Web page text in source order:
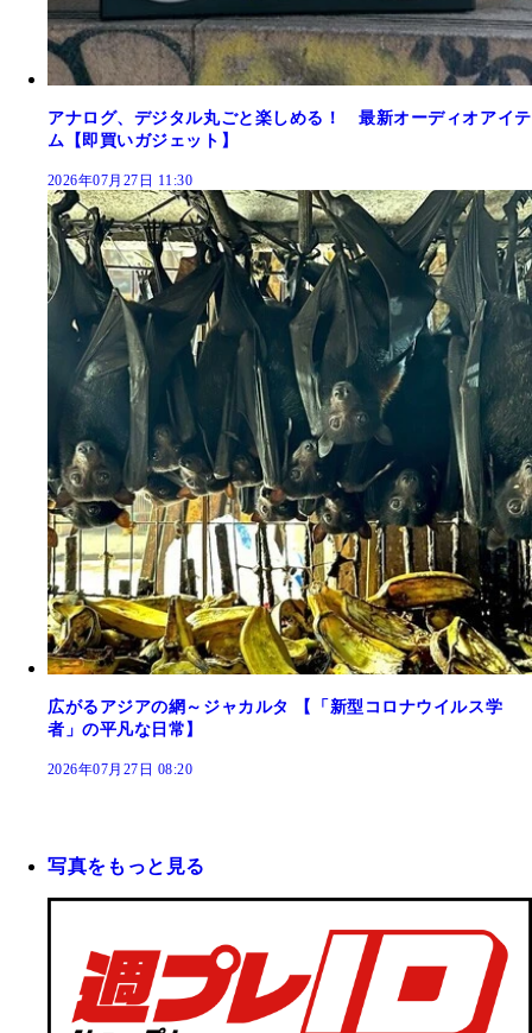
アナログ、デジタル丸ごと楽しめる！ 最新オーディオアイテ
ム【即買いガジェット】
2026年07月27日 11:30
広がるアジアの網～ジャカルタ 【「新型コロナウイルス学
者」の平凡な日常】
2026年07月27日 08:20
写真をもっと見る